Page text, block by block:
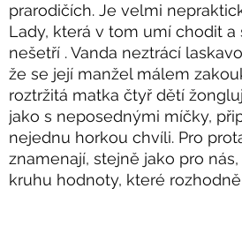
prarodičích. Je velmi
Lady, která v tom umí chodit
nešetří . Vanda neztrácí
že se její manžel málem
roztržitá matka čtyř dětí
jako s neposednými míčky,
nejednu horkou chvíli. Pro
znamenají, stejně jako pro
kruhu hodnoty, které